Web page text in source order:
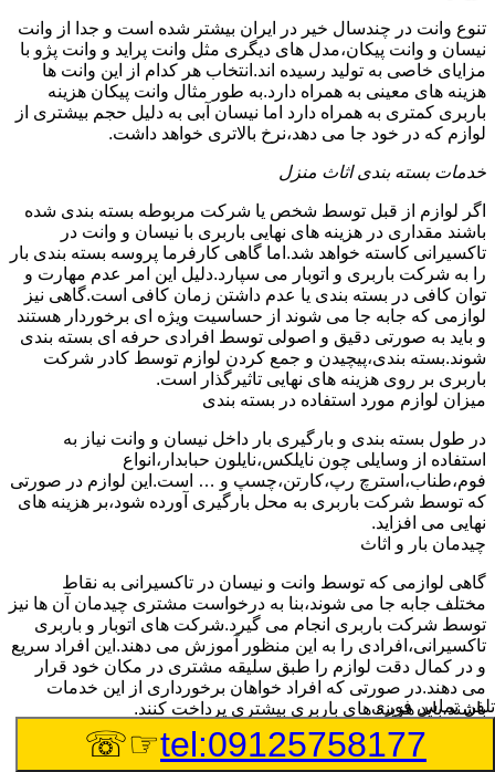
تنوع وانت در چندسال خیر در ایران بیشتر شده است و جدا از وانت
نیسان و وانت پیکان،مدل های دیگری مثل وانت پراید و وانت پژو با
مزایای خاصی به تولید رسیده اند.انتخاب هر کدام از این وانت ها
هزینه های معینی به همراه دارد.به طور مثال وانت پیکان هزینه
باربری کمتری به همراه دارد اما نیسان آبی به دلیل حجم بیشتری از
لوازم که در خود جا می دهد،نرخ بالاتری خواهد داشت.
خدمات بسته بندی اثاث منزل
اگر لوازم از قبل توسط شخص یا شرکت مربوطه بسته بندی شده
باشند مقداری در هزینه های نهایی باربری با نیسان و وانت در
تاکسیرانی کاسته خواهد شد.اما گاهی کارفرما پروسه بسته بندی بار
را به شرکت باربری و اتوبار می سپارد.دلیل این امر عدم مهارت و
توان کافی در بسته بندی یا عدم داشتن زمان کافی است.گاهی نیز
لوازمی که جابه جا می شوند از حساسیت ویژه ای برخوردار هستند
و باید به صورتی دقیق و اصولی توسط افرادی حرفه ای بسته بندی
شوند.بسته بندی،پیچیدن و جمع کردن لوازم توسط کادر شرکت
باربری بر روی هزینه های نهایی تاثیرگذار است.
میزان لوازم مورد استفاده در بسته بندی
در طول بسته بندی و بارگیری بار داخل نیسان و وانت نیاز به
استفاده از وسایلی چون نایلکس،نایلون حبابدار،انواع
فوم،طناب،استرچ رپ،کارتن،چسپ و … است.این لوازم در صورتی
که توسط شرکت باربری به محل بارگیری آورده شود،بر هزینه های
نهایی می افزاید.
چیدمان بار و اثاث
گاهی لوازمی که توسط وانت و نیسان در تاکسیرانی به نقاط
مختلف جابه جا می شوند،بنا به درخواست مشتری چیدمان آن ها نیز
توسط شرکت باربری انجام می گیرد.شرکت های اتوبار و باربری
تاکسیرانی،افرادی را به این منظور آموزش می دهند.این افراد سریع
و در کمال دقت لوازم را طبق سلیقه مشتری در مکان خود قرار
می دهند.در صورتی که افراد خواهان برخورداری از این خدمات
باشند،باید هزینه های باربری بیشتری پرداخت کنند.
تعداد کارگران درخواستی
اتحادیه باربری تاکسیرانی برای هر تعداد کارگر باربری هر ساله نرخ
تلفن تماس فوری
tel:09125758177
☞☏